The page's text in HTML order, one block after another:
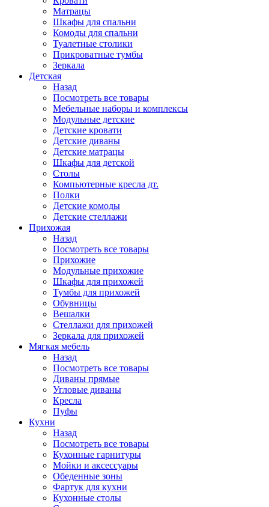
Матрацы
Шкафы для спальни
Комоды для спальни
Туалетные столики
Прикроватные тумбы
Зеркала
Детская
Назад
Посмотреть все товары
Мебельные наборы и комплексы
Модульные детские
Детские кровати
Детские диваны
Детские матрацы
Шкафы для детской
Столы
Компьютерные кресла дт.
Полки
Детские комоды
Детские стеллажи
Прихожая
Назад
Посмотреть все товары
Прихожие
Модульные прихожие
Шкафы для прихожей
Тумбы для прихожей
Обувницы
Вешалки
Стеллажи для прихожей
Зеркала для прихожей
Мягкая мебель
Назад
Посмотреть все товары
Диваны прямые
Угловые диваны
Кресла
Пуфы
Кухни
Назад
Посмотреть все товары
Кухонные гарнитуры
Мойки и аксессуары
Обеденные зоны
Фартук для кухни
Кухонные столы